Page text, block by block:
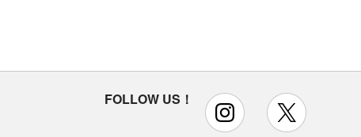
FOLLOW US！ instagram